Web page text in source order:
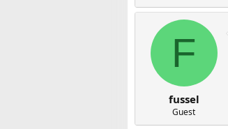
F
fussel
Guest